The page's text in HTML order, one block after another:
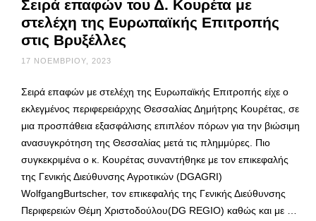
Σειρά επαφών του Δ. Κουρέτα με
στελέχη της Ευρωπαϊκής Επιτροπής
στις Βρυξέλλες
17 ΝΟΕΜΒΡΊΟΥ, 2023
Σειρά επαφών με στελέχη της Ευρωπαϊκής Επιτροπής είχε ο
εκλεγμένος περιφερειάρχης Θεσσαλίας Δημήτρης Κουρέτας, σε
μια προσπάθεια εξασφάλισης επιπλέον πόρων για την βιώσιμη
ανασυγκρότηση της Θεσσαλίας μετά τις πλημμύρες. Πιο
συγκεκριμένα ο κ. Κουρέτας συναντήθηκε με τον επικεφαλής
της Γενικής Διεύθυνσης Αγροτικών (DGAGRI)
WolfgangBurtscher, τον επικεφαλής της Γενικής Διεύθυνσης
Περιφερειών Θέμη Χριστοδούλου(DG REGIO) καθώς και με …